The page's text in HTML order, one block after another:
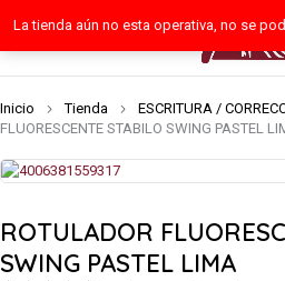
La tienda aún no esta operativa, no se
Inicio Tienda ESCRITURA /
FLUORESCENTE STABILO SWING PASTEL
ROTULADOR
SWING PASTEL LIMA